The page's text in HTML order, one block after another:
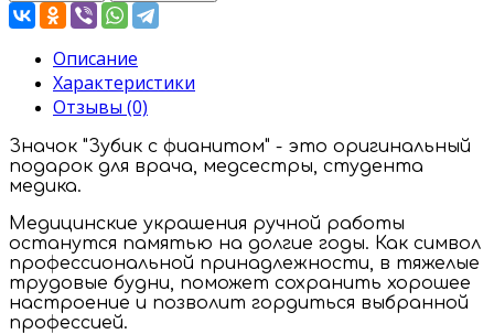
Описание
Характеристики
Отзывы (0)
Значок "Зубик с фианитом" - это оригинальный
подарок для врача, медсестры, студента
медика.
Медицинские украшения ручной работы
останутся памятью на долгие годы. Как символ
профессиональной принадлежности, в тяжелые
трудовые будни, поможет сохранить хорошее
настроение и позволит гордиться выбранной
профессией.